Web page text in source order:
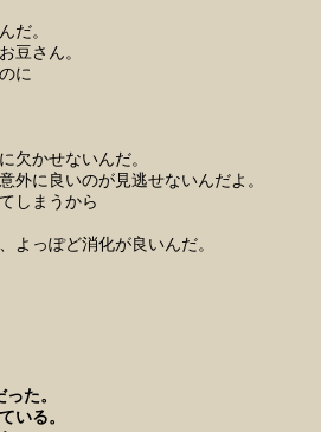
だ。
豆さん。
に
欠かせないんだ。
外に良いのが見逃せないんだよ。
しまうから
よっぽど消化が良いんだ。
た。
いる。